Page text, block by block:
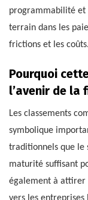
programmabilité et
terrain dans les
frictions et les coûts.
Pourquoi
l’avenir de la
Les classements
symbolique
traditionnels que le
maturité suffisant
également à attirer